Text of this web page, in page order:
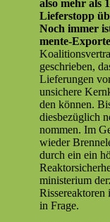
also mehr als
Liefer­stopp
Noch immer
mente-
geschrieben,
Liefer­un­gen
unsichere
den kön­nen.
dies­bezüglich
nom­men. Im
wieder
durch ein ein
min­is­teri­um
in Frage.